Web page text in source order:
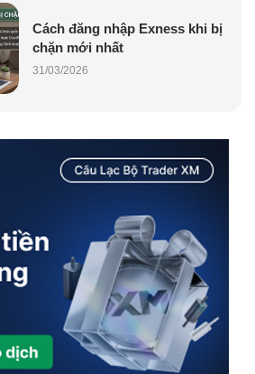
Cách đăng nhập Exness khi bị
chặn mới nhất
31/03/2026